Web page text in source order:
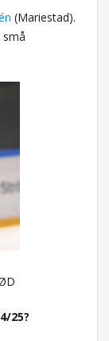
(Mariestad).
25?